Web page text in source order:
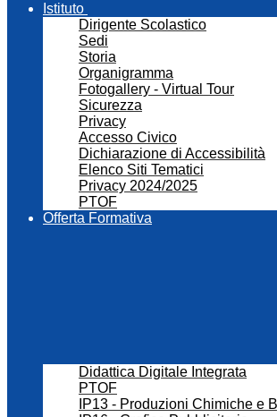
Istituto
Dirigente Scolastico
Sedi
Storia
Organigramma
Fotogallery - Virtual Tour
Sicurezza
Privacy
Accesso Civico
Dichiarazione di Accessibilità
Elenco Siti Tematici
Privacy 2024/2025
PTOF
Offerta Formativa
Didattica Digitale Integrata
PTOF
IP13 - Produzioni Chimiche e